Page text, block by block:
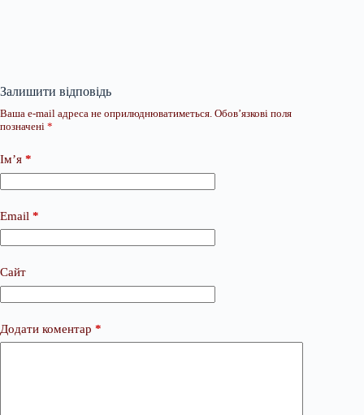
Залишити відповідь
Ваша e-mail адреса не оприлюднюватиметься. Обов’язкові поля
позначені *
Ім’я *
Email *
Сайт
Додати коментар *